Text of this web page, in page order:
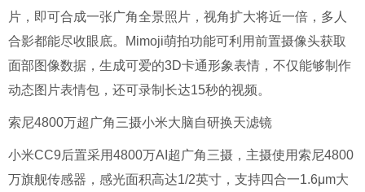
片，即可合成一张广角全景照片，视角扩大将近一倍，多人
合影都能尽收眼底。Mimoji萌拍功能可利用前置摄像头获取
面部图像数据，生成可爱的3D卡通形象表情，不仅能够制作
动态图片表情包，还可录制长达15秒的视频。
索尼4800万超广角三摄小米大脑自研换天滤镜
小米CC9后置采用4800万AI超广角三摄，主摄使用索尼4800
万旗舰传感器，感光面积高达1/2英寸，支持四合一1.6μm大